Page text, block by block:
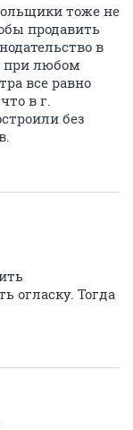
тоже не
продавить
в
при любом
все равно
в г.
без
огласку. Тогда